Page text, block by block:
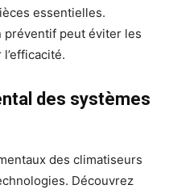
essentielles.
préventif peut éviter les
des systèmes
des climatiseurs
Découvrez